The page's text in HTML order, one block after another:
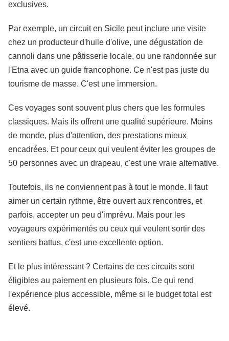
exclusives.
Par exemple, un circuit en Sicile peut inclure une visite
chez un producteur d'huile d'olive, une dégustation de
cannoli dans une pâtisserie locale, ou une randonnée sur
l'Etna avec un guide francophone. Ce n'est pas juste du
tourisme de masse. C'est une immersion.
Ces voyages sont souvent plus chers que les formules
classiques. Mais ils offrent une qualité supérieure. Moins
de monde, plus d'attention, des prestations mieux
encadrées. Et pour ceux qui veulent éviter les groupes de
50 personnes avec un drapeau, c'est une vraie alternative.
Toutefois, ils ne conviennent pas à tout le monde. Il faut
aimer un certain rythme, être ouvert aux rencontres, et
parfois, accepter un peu d'imprévu. Mais pour les
voyageurs expérimentés ou ceux qui veulent sortir des
sentiers battus, c'est une excellente option.
Et le plus intéressant ? Certains de ces circuits sont
éligibles au paiement en plusieurs fois. Ce qui rend
l'expérience plus accessible, même si le budget total est
élevé.